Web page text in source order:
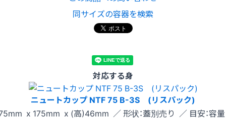
同サイズの容器を検索
対応する身
ニュートカップ NTF 75 B-3S (リスパック)
x 175mm x (高)46mm ／ 形状：蓋別売り ／ 目安：容